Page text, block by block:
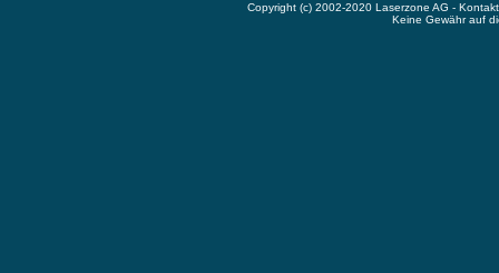
Copyright (c) 2002-2020 Laserzone AG -
Keine Gewähr auf